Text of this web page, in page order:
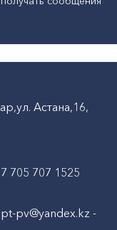
Астана,16,
705 707 1525
pv@yandex.kz -